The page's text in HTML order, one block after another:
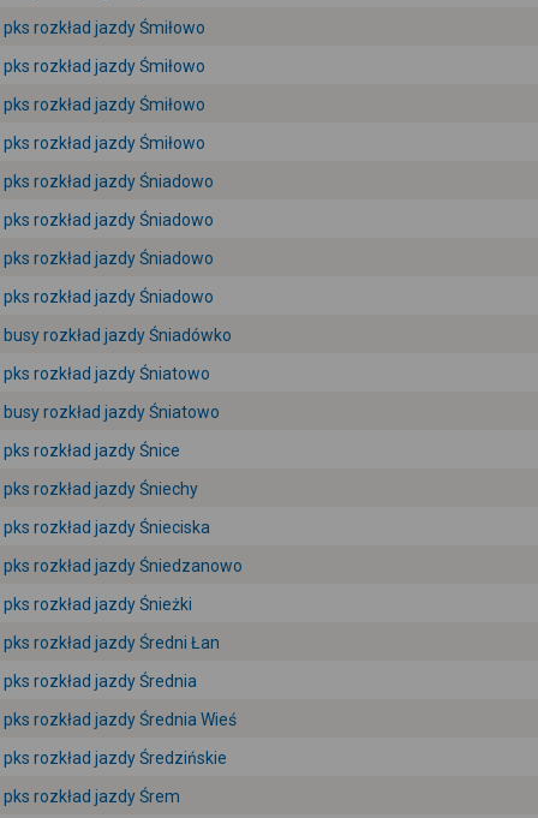
pks rozkład jazdy Śmiłowo
pks rozkład jazdy Śmiłowo
pks rozkład jazdy Śmiłowo
pks rozkład jazdy Śmiłowo
pks rozkład jazdy Śniadowo
pks rozkład jazdy Śniadowo
pks rozkład jazdy Śniadowo
pks rozkład jazdy Śniadowo
busy rozkład jazdy Śniadówko
pks rozkład jazdy Śniatowo
busy rozkład jazdy Śniatowo
pks rozkład jazdy Śnice
pks rozkład jazdy Śniechy
pks rozkład jazdy Śnieciska
pks rozkład jazdy Śniedzanowo
pks rozkład jazdy Śnieżki
pks rozkład jazdy Średni Łan
pks rozkład jazdy Średnia
pks rozkład jazdy Średnia Wieś
pks rozkład jazdy Średzińskie
pks rozkład jazdy Śrem